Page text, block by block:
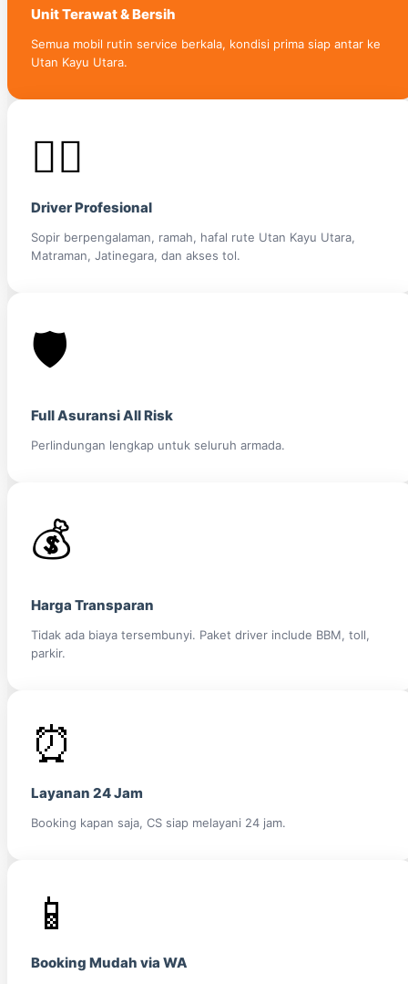
Unit Terawat & Bersih
Semua mobil rutin service berkala, kondisi prima siap antar ke
Utan Kayu Utara.
👨‍✈️
Driver Profesional
Sopir berpengalaman, ramah, hafal rute Utan Kayu Utara,
Matraman, Jatinegara, dan akses tol.
🛡️
Full Asuransi All Risk
Perlindungan lengkap untuk seluruh armada.
💰
Harga Transparan
Tidak ada biaya tersembunyi. Paket driver include BBM, toll,
parkir.
⏰
Layanan 24 Jam
Booking kapan saja, CS siap melayani 24 jam.
📱
Booking Mudah via WA